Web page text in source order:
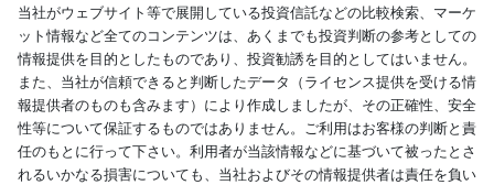
当社がウェブサイト等で展開している投資信託などの比較検索、マーケ
ット情報など全てのコンテンツは、あくまでも投資判断の参考としての
情報提供を目的としたものであり、投資勧誘を目的としてはいません。
また、当社が信頼できると判断したデータ（ライセンス提供を受ける情
報提供者のものも含みます）により作成しましたが、その正確性、安全
性等について保証するものではありません。ご利用はお客様の判断と責
任のもとに行って下さい。利用者が当該情報などに基づいて被ったとさ
れるいかなる損害についても、当社およびその情報提供者は責任を負い